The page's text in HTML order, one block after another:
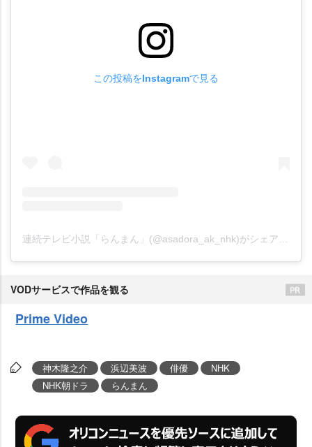
この投稿をInstagramで見る
連続テレビ小説「らんまん」(@asadora_ak_nhk)がシェアした投稿
VODサービスで作品を観る
Prime Video
神木隆之介 浜辺美波 俳優
NHK
NHK朝ドラ
らんまん